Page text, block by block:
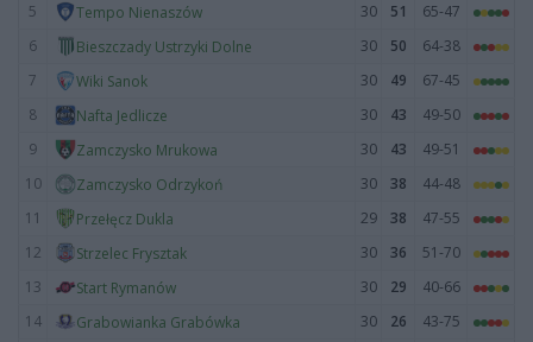
5
Tempo Nienaszów 30 51
65-47
6
Bieszczady Ustrzyki Dolne 30 50
64-38
7
Wiki Sanok 30 49
67-45
8
Nafta Jedlicze 30 43
49-50
9
Zamczysko Mrukowa 30 43
49-51
10
Zamczysko Odrzykoń 30 38
44-48
11
Przełęcz Dukla 29 38
47-55
12
Strzelec Frysztak 30 36
51-70
13
Start Rymanów 30 29
40-66
14
Grabowianka Grabówka 30 26
43-75